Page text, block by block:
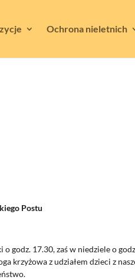
Ochrona nieletnich
Postu
godz. 17.30, zaś w niedziele o
krzyżowa z udziałem dzieci z